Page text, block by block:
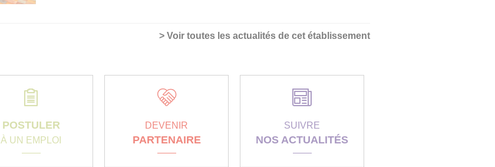
> Voir toutes les actualités de cet établissement
POSTULER
À UN EMPLOI
DEVENIR
PARTENAIRE
SUIVRE
NOS ACTUALITÉS